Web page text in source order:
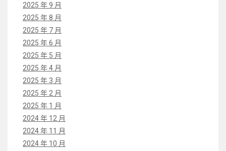
2025 年 9 月
2025 年 8 月
2025 年 7 月
2025 年 6 月
2025 年 5 月
2025 年 4 月
2025 年 3 月
2025 年 2 月
2025 年 1 月
2024 年 12 月
2024 年 11 月
2024 年 10 月